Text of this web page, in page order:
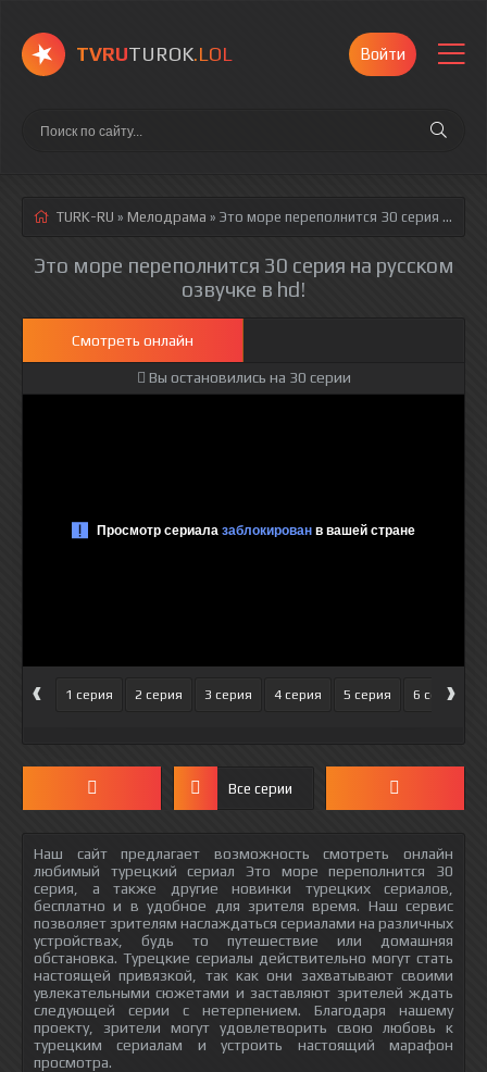
TVRUTUROK.LOL Войти
TURK-RU » Мелодрама » Это море переполнится 30 серия
Это море переполнится 30 серия на русском
озвучке в hd!
Смотреть онлайн
Вы остановились на 30 серии
‹ 1 серия 2 серия 3 серия 4 серия 5 серия 6 серия
›
Все серии
Наш сайт предлагает возможность смотреть онлайн
любимый турецкий сериал Это море переполнится 30
серия, а также другие новинки турецких сериалов,
бесплатно и в удобное для зрителя время. Наш сервис
позволяет зрителям наслаждаться сериалами на различных
устройствах, будь то путешествие или домашняя
обстановка. Турецкие сериалы действительно могут стать
настоящей привязкой, так как они захватывают своими
увлекательными сюжетами и заставляют зрителей ждать
следующей серии с нетерпением. Благодаря нашему
проекту, зрители могут удовлетворить свою любовь к
турецким сериалам и устроить настоящий марафон
просмотра.